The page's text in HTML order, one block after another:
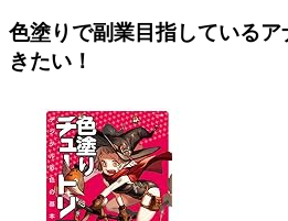
色塗りで副業目指している
きたい！